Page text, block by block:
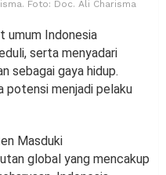
Foto: Doc. Ali Charisma
umum Indonesia
serta menyadari
sebagai gaya hidup.
potensi menjadi pelaku
Masduki
global yang mencakup